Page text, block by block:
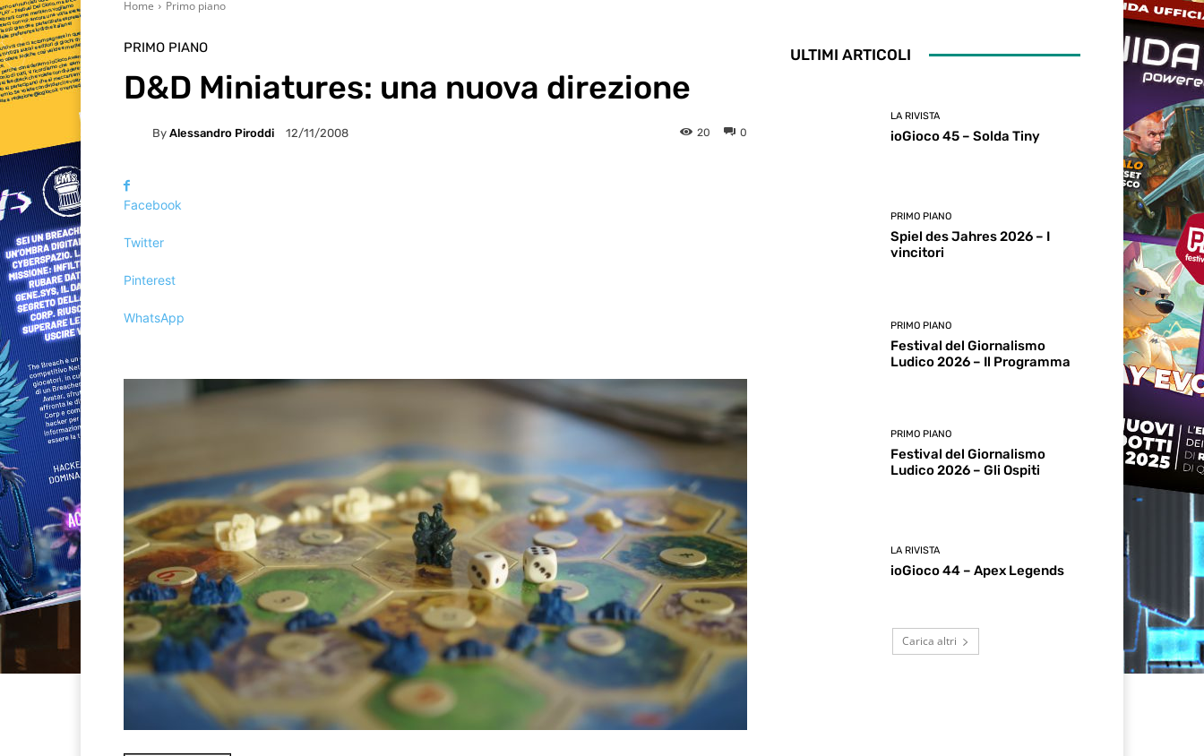
Home Primo piano
PRIMO PIANO
D&D Miniatures: una nuova direzione
By Alessandro Piroddi 12/11/2008 0
20
Facebook
Twitter
Pinterest
WhatsApp
ULTIMI ARTICOLI
LA RIVISTA
ioGioco 45 – Solda Tiny
PRIMO PIANO
Spiel des Jahres 2026 – I
vincitori
PRIMO PIANO
Festival del Giornalismo
Ludico 2026 – Il Programma
PRIMO PIANO
Festival del Giornalismo
Ludico 2026 – Gli Ospiti
LA RIVISTA
ioGioco 44 – Apex Legends
Carica altri